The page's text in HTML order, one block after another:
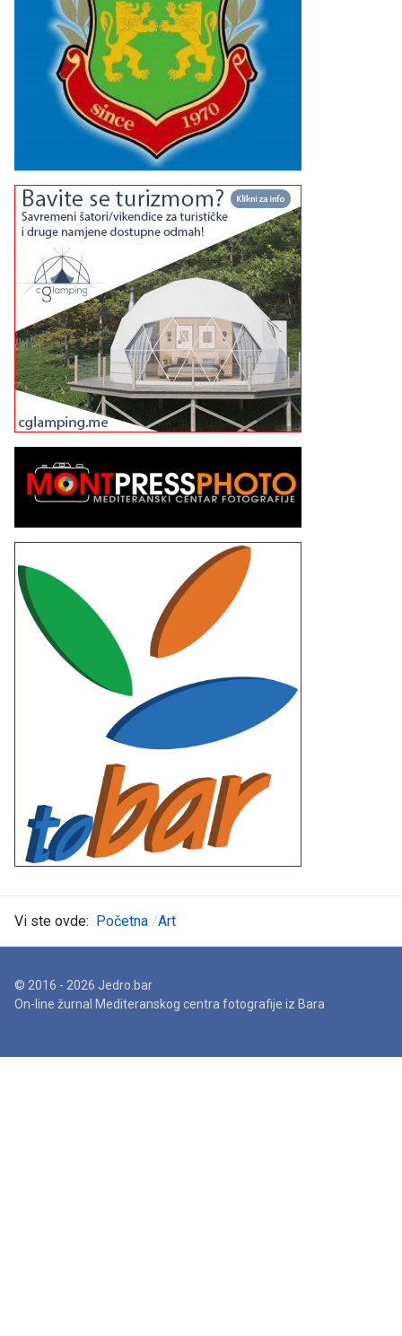
Vi ste ovde: Početna Art
© 2016 - 2026 Jedro.bar
On-line žurnal Mediteranskog centra fotografije iz Bara